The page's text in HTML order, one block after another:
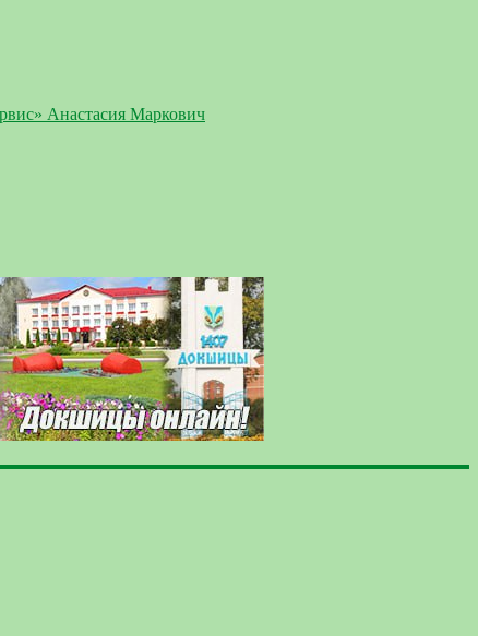
Анастасия Маркович